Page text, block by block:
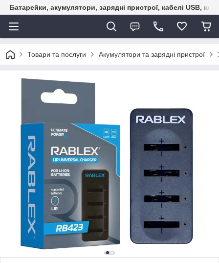
Батарейки, акумулятори, зарядні пристрої, кабелі USB,
Товари та послуги Акумулятори та зарядні пристрої